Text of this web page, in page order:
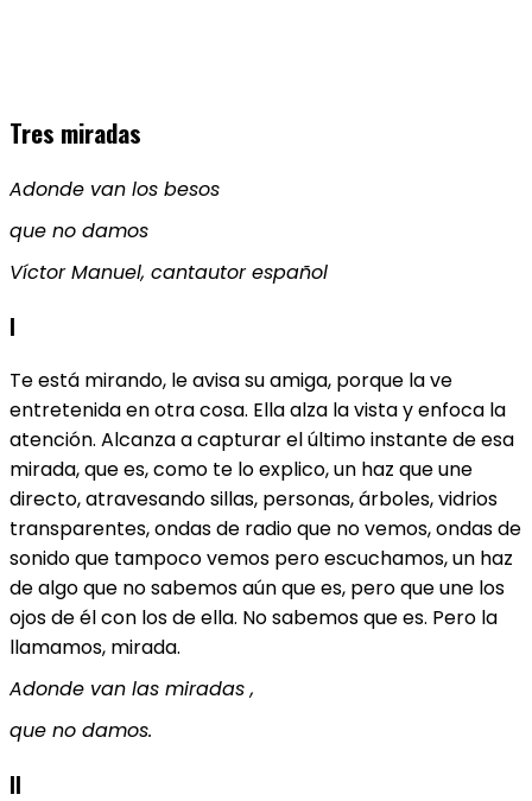
Tres miradas
Adonde van los besos
que no damos
Víctor Manuel, cantautor español
I
Te está mirando, le avisa su amiga, porque la ve
entretenida en otra cosa. Ella alza la vista y enfoca la
atención. Alcanza a capturar el último instante de esa
mirada, que es, como te lo explico, un haz que une
directo, atravesando sillas, personas, árboles, vidrios
transparentes, ondas de radio que no vemos, ondas de
sonido que tampoco vemos pero escuchamos, un haz
de algo que no sabemos aún que es, pero que une los
ojos de él con los de ella. No sabemos que es. Pero la
llamamos, mirada.
Adonde van las miradas ,
que no damos.
II